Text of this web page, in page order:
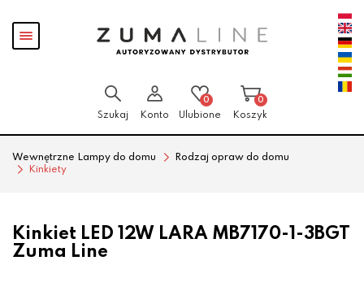
Pokaż
menu
Szukaj Konto
0
Ulubione
0
Koszyk
Wewnętrzne Lampy do domu
Rodzaj opraw do domu
Kinkiety
Kinkiet LED 12W LARA MB7170-1-3BGT
Zuma Line